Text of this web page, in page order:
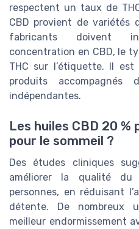
respectent un taux de
CBD provient de variétés
fabricants doivent
concentration en CBD, le
THC sur l’étiquette. Il
produits accompagnés
indépendantes.
Les huiles CBD 20
pour le sommeil ?
Des études cliniques
améliorer la qualité du
personnes, en réduisant
détente. De nombreux
meilleur endormissement